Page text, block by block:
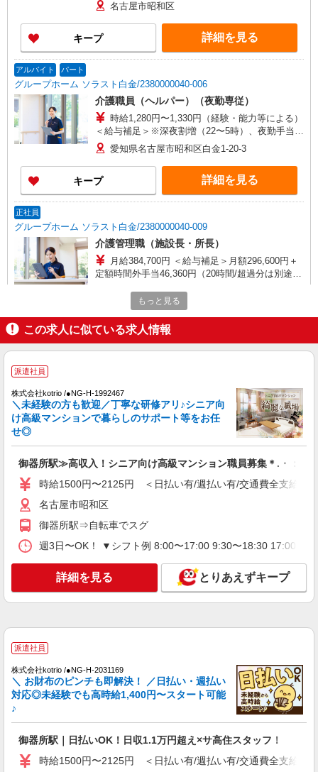
名古屋市昭和区
キープ 詳細を見る
アルバイト パート
グループホーム ソラスト白金/2380000040-006
介護職員（ヘルパー）（夜勤専従）
時給1,280円〜1,330円（経験・能力等による）
＜給与補足＞※深夜割増（22〜5時）、夜勤手当
（5,100円/回）
愛知県名古屋市昭和区白金1-20-3
キープ 詳細を見る
正社員
グループホーム ソラスト白金/2380000040-009
介護管理職（施設長・所長）
月給384,700円 ＜給与補足＞月額296,600円＋
定額時間外手当46,360円（20時間/超過分は別途支
たり8,348円（深夜割増＋夜勤2手当）
愛知県名古屋市昭和区白金1-20-3
キープ
株式会社kotrio /●NG-H-2030077
レア！【御器所駅】就労支援施設で軽作業の見
守りなど＊未経験OK
時給1400円〜 ＜日払い有/週払い有/交通費全
名古屋市昭和区
キープ 詳細を見る
アルバイト パート
グループホーム ソラスト向山/2380000010-007
介護職員（ヘルパー）（役職なし）
時）、夜勤手当（8,500円/回）
愛知県名古屋市昭和区向山町3-30
アルバイト
グループホーム ソラスト白金/2380000040-013
介護職員（ヘルパー）（役職なし）
時給1,280円 ＜給与補足＞※深夜割増（22〜5
愛知県名古屋市昭和区白金1-20-3
キープ 詳細を見る
もっと見る
この求人に似ている求人情報
派遣社員
株式会社kotrio /●NG-H-1992467
＼未経験の方も歓迎／丁寧な研修アリ♪シニア向
け高級マンションで暮らしのサポート等をお任
せ◎
御器所駅≫高収入！シニア向け高級マンション職員募集＊.・：゜
時給1500円〜2125円 ＜日払い有/週払い有/交通費全支給(ガ
名古屋市昭和区
御器所駅⇒自転車でスグ
週3日〜OK！ ▼シフト例 8:00〜17:00 9:30〜18:30 17:00〜
詳細を見る とりあえずキープ
派遣社員
株式会社kotrio /●NG-H-2031169
＼ お財布のピンチも即解決！ ／日払い・週払い
対応◎未経験でも高時給1,400円〜スタート可能
♪
御器所駅｜日払いOK！日収1.1万円超え×サ高住スタッフ！
時給1500円〜2125円 ＜日払い有/週払い有/交通費全支給(ガ